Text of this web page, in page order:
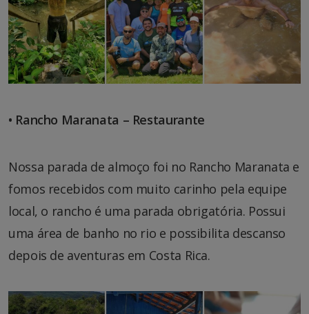
• Rancho Maranata – Restaurante
Nossa parada de almoço foi no Rancho Maranata e
fomos recebidos com muito carinho pela equipe
local, o rancho é uma parada obrigatória. Possui
uma área de banho no rio e possibilita descanso
depois de aventuras em Costa Rica.